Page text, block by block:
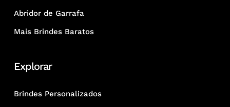
Abridor de Garrafa
Mais Brindes Baratos
Explorar
Brindes Personalizados